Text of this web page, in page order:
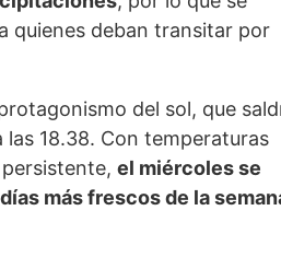
quienes deban transitar por
del sol, que
18.38. Con temperaturas
el miércoles se
más frescos de la